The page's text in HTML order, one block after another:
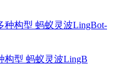
构型 蚂蚁灵波LingB